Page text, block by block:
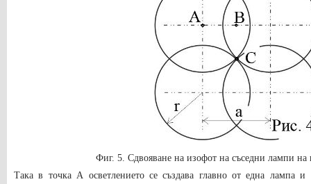
Фиг. 5. Сдвояване на изофот на съседни лампи на
Така в точка А осветлението се създава главно от една лампа